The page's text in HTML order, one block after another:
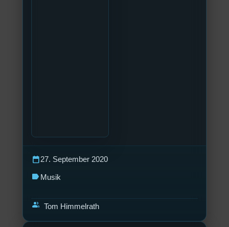
calendar_today27. September 2020
label Musik
group Tom Himmelrath